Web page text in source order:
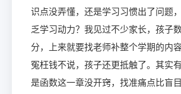
识点没弄懂，还是学习习惯出了问题
乏学习动力？我见过不少家长，孩子
分，上来就要找老师补整个学期的内
冤枉钱不说，孩子还更抵触了。其实
是函数这一章没开窍，找准痛点比盲